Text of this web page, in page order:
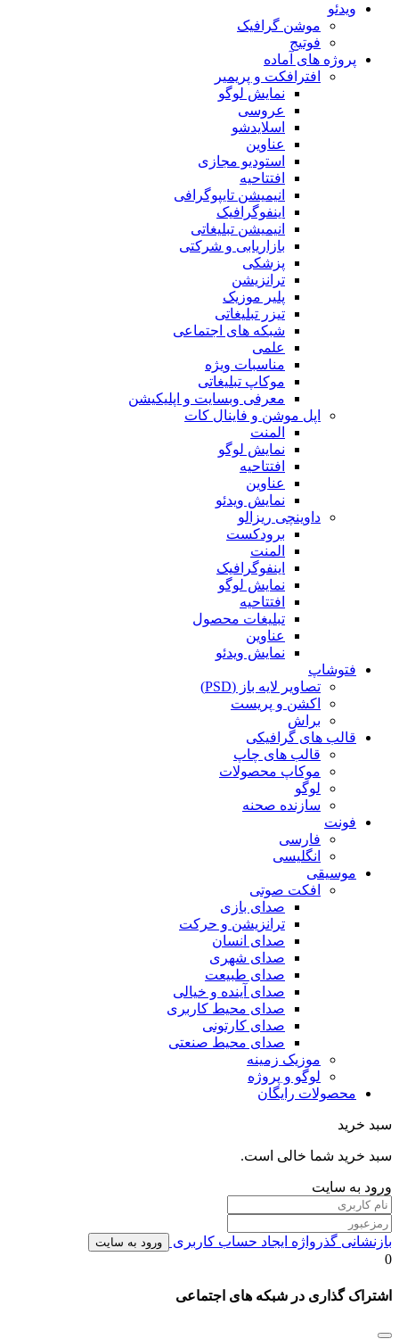
ویدئو
موشن گرافیک
فوتیج
پروژه های آماده
افترافکت و پریمیر
نمایش لوگو
عروسی
اسلایدشو
عناوین
استودیو مجازی
افتتاحیه
انیمیشن تایپوگرافی
اینفوگرافیک
انیمیشن تبلیغاتی
بازاریابی و شرکتی
پزشکی
ترانزیشن
پلیر موزیک
تیزر تبلیغاتی
شبکه های اجتماعی
علمی
مناسبات ویژه
موکاپ تبلیغاتی
معرفی وبسایت و اپلیکیشن
اپل موشن و فاینال کات
المنت
نمایش لوگو
افتتاحیه
عناوین
نمایش ویدئو
داوینچی ریزالو
برودکست
المنت
اینفوگرافیک
نمایش لوگو
افتتاحیه
تبلیغات محصول
عناوین
نمایش ویدئو
فتوشاپ
تصاویر لایه باز (PSD)
اکشن و پریست
براش
قالب های گرافیکی
قالب های چاپ
موکاپ محصولات
لوگو
سازنده صحنه
فونت
فارسی
انگلیسی
موسیقی
افکت صوتی
صدای بازی
ترانزیشن و حرکت
صدای انسان
صدای شهری
صدای طبیعت
صدای آینده و خیالی
صدای محیط کاربری
صدای کارتونی
صدای محیط صنعتی
موزیک زمینه
لوگو و پروژه
محصولات رایگان
سبد خرید
سبد خرید شما خالی است.
ورود به سایت
بازنشانی گذرواژه ایجاد حساب کاربری ورود به سایت
0
اشتراک گذاری در شبکه های اجتماعی